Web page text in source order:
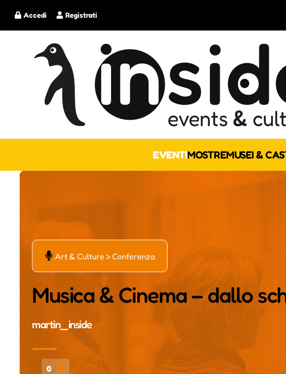
Registrati
Accedi
EVENTIMOSTREMUSEI &
Ą Art & Culture > Conferenza
Musica & Cinema – dallo
martin_inside
0